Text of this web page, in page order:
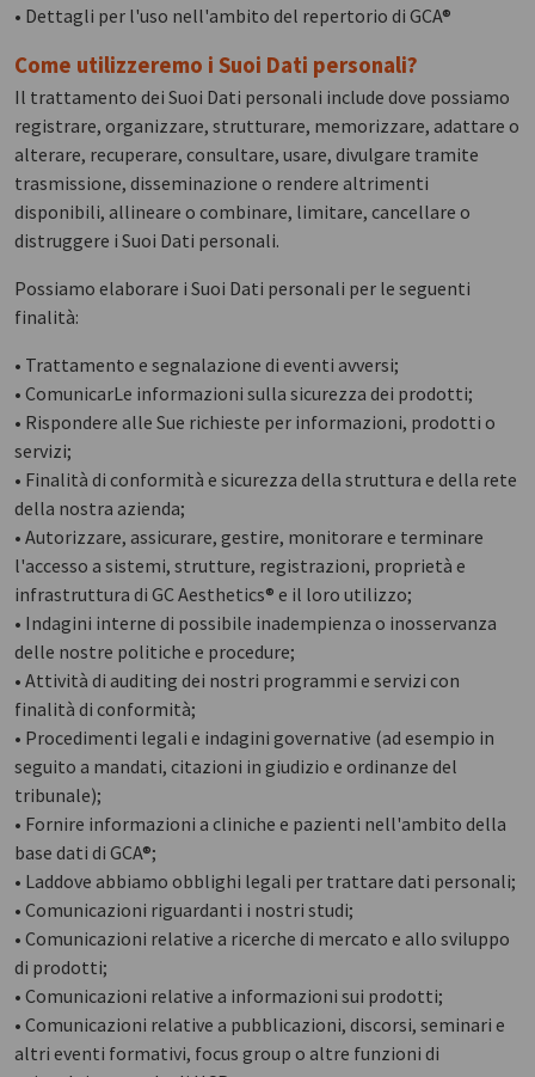
• Dettagli per l'uso nell'ambito del repertorio di GCA®
Come utilizzeremo i Suoi Dati personali?
Il trattamento dei Suoi Dati personali include dove possiamo
registrare, organizzare, strutturare, memorizzare, adattare o
alterare, recuperare, consultare, usare, divulgare tramite
trasmissione, disseminazione o rendere altrimenti
disponibili, allineare o combinare, limitare, cancellare o
distruggere i Suoi Dati personali.
Possiamo elaborare i Suoi Dati personali per le seguenti
finalità:
• Trattamento e segnalazione di eventi avversi;
• ComunicarLe informazioni sulla sicurezza dei prodotti;
• Rispondere alle Sue richieste per informazioni, prodotti o
servizi;
• Finalità di conformità e sicurezza della struttura e della rete
della nostra azienda;
• Autorizzare, assicurare, gestire, monitorare e terminare
l'accesso a sistemi, strutture, registrazioni, proprietà e
infrastruttura di GC Aesthetics® e il loro utilizzo;
• Indagini interne di possibile inadempienza o inosservanza
delle nostre politiche e procedure;
• Attività di auditing dei nostri programmi e servizi con
finalità di conformità;
• Procedimenti legali e indagini governative (ad esempio in
seguito a mandati, citazioni in giudizio e ordinanze del
tribunale);
• Fornire informazioni a cliniche e pazienti nell'ambito della
base dati di GCA®;
• Laddove abbiamo obblighi legali per trattare dati personali;
• Comunicazioni riguardanti i nostri studi;
• Comunicazioni relative a ricerche di mercato e allo sviluppo
di prodotti;
• Comunicazioni relative a informazioni sui prodotti;
• Comunicazioni relative a pubblicazioni, discorsi, seminari e
altri eventi formativi, focus group o altre funzioni di